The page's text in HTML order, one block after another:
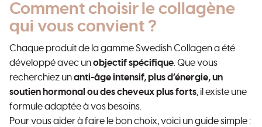
Comment choisir le collagène
qui vous convient ?
Chaque produit de la gamme Swedish Collagen a été
développé avec unobjectif spécifique . Que vous
recherchiez unanti-âge intensif, plus d’énergie, un
soutien hormonal ou des cheveux plus forts, il existe une
formule adaptée à vos besoins.
Pour vous aider à faire le bon choix, voici un guide simple :